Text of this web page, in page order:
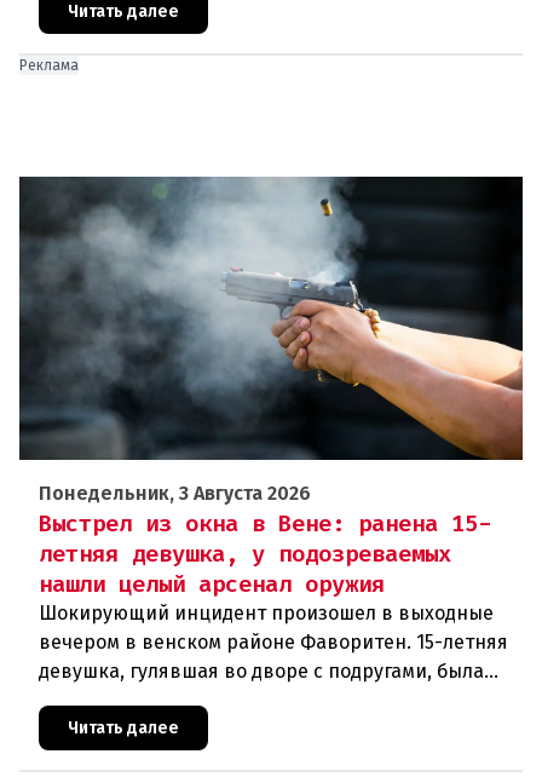
полугода организо
Читать далее
Реклама
Понедельник, 3 Августа 2026
Выстрел из окна в Вене: ранена 15-
летняя девушка, у подозреваемых
нашли целый арсенал оружия
Шокирующий инцидент произошел в выходные
вечером в венском районе Фаворитен. 15-летняя
девушка, гулявшая во дворе с подругами, была
ранена выстрелом из пневматического оружия.
Полиция задержала двух п
Читать далее